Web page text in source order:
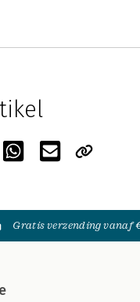
Gratis verzending vanaf